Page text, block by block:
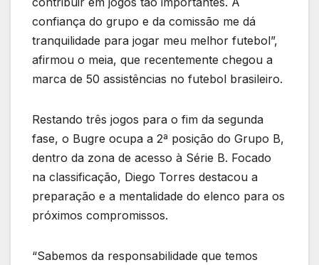
confiança do grupo e da comissão me dá
tranquilidade para jogar meu melhor futebol”,
afirmou o meia, que recentemente chegou a
marca de 50 assistências no futebol brasileiro.
Restando três jogos para o fim da segunda
fase, o Bugre ocupa a 2ª posição do Grupo B,
dentro da zona de acesso à Série B. Focado
na classificação, Diego Torres destacou a
preparação e a mentalidade do elenco para os
próximos compromissos.
“Sabemos da responsabilidade que temos